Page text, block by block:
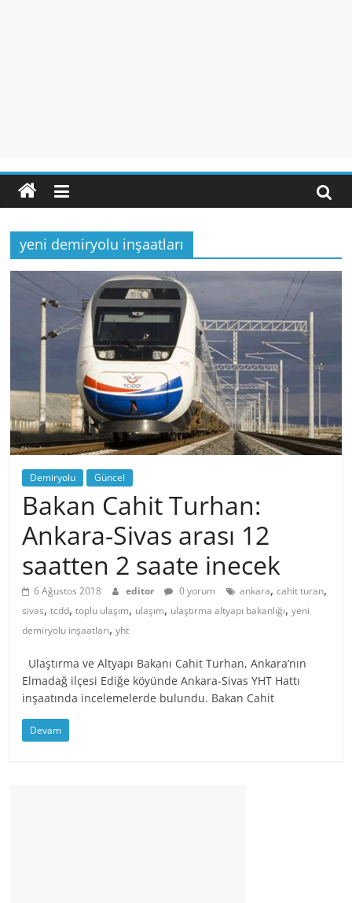
yeni demiryolu inşaatları
Demiryolu Güncel
Bakan Cahit Turhan:
Ankara-Sivas arası 12
saatten 2 saate inecek
6 Ağustos 2018 editor 0 yorum ankara,cahit turan,
sivas,tcdd,toplu ulaşım, ulaşım, ulaştırma altyapı bakanlığı,yeni
demiryolu inşaatları,yht
Ulaştırma ve Altyapı Bakanı Cahit Turhan, Ankara’nın
Elmadağ ilçesi Ediğe köyünde Ankara-Sivas YHT Hattı
inşaatında incelemelerde bulundu. Bakan Cahit
Devam